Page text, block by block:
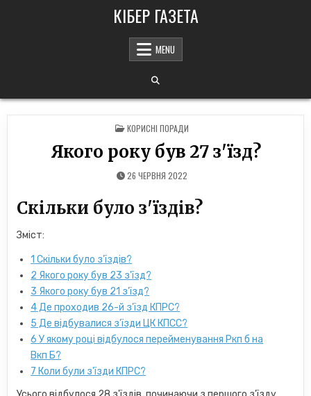
КІБЕР ГАЗЕТА
MENU
POSTED
IN
КОРИСНІ ПОРАДИ
Якого року був 27 з'їзд?
26 ЧЕРВНЯ 2022
Скільки було з'їздів?
Зміст:
1 Скільки було з'їздів?
2 Якого року був 23 з'їзд?
3 Якого року був 21 з'їзд?
4Де проходив 26-й з'їзд КПРС?
5 Де відбувалися з'їзди ЦК КПСС?
6 У якому році відбулося перейменування Ркп б на
Вкп Б?
7 Коли були з'їзди КПРС?